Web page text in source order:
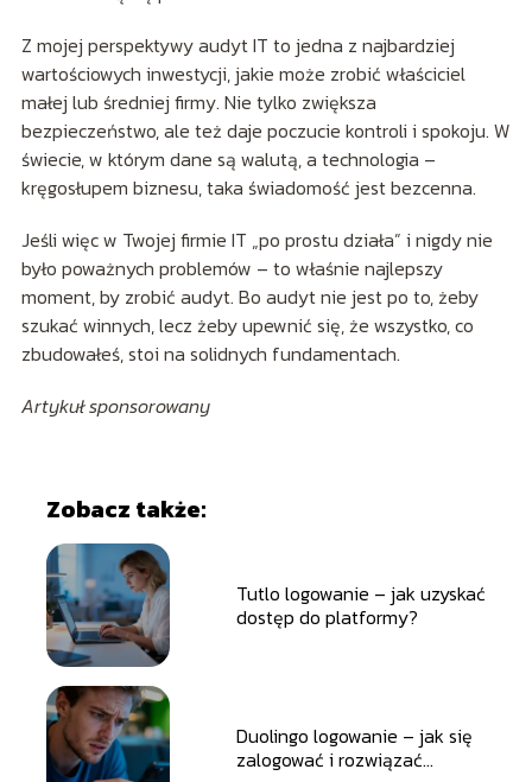
Z mojej perspektywy audyt IT to jedna z najbardziej
wartościowych inwestycji, jakie może zrobić właściciel
małej lub średniej firmy. Nie tylko zwiększa
bezpieczeństwo, ale też daje poczucie kontroli i spokoju. W
świecie, w którym dane są walutą, a technologia –
kręgosłupem biznesu, taka świadomość jest bezcenna.
Jeśli więc w Twojej firmie IT „po prostu działa” i nigdy nie
było poważnych problemów – to właśnie najlepszy
moment, by zrobić audyt. Bo audyt nie jest po to, żeby
szukać winnych, lecz żeby upewnić się, że wszystko, co
zbudowałeś, stoi na solidnych fundamentach.
Artykuł sponsorowany
Zobacz także:
Tutlo logowanie – jak uzyskać
dostęp do platformy?
Duolingo logowanie – jak się
zalogować i rozwiązać